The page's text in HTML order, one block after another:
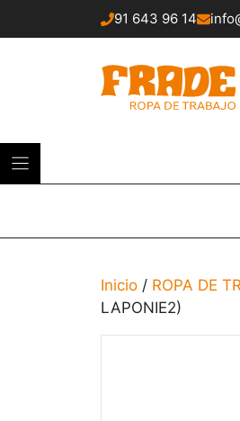
91 643 96 14
Inicio / ROPA DE
LAPONIE2)